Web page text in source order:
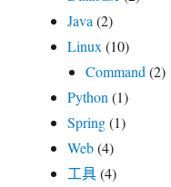
Java (2)
Linux (10)
Command (2)
Python (1)
Spring(1)
Web(4)
工具(4)